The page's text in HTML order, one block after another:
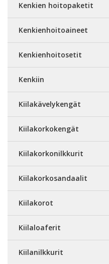
Kenkien hoitopaketit
Kenkienhoitoaineet
Kenkienhoitosetit
Kenkiin
Kiilakävelykengät
Kiilakorkokengät
Kiilakorkonilkkurit
Kiilakorkosandaalit
Kiilakorot
Kiilaloaferit
Kiilanilkkurit